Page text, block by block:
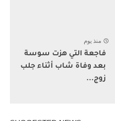
منذ يوم
فاجعة التي هزت سوسة
بعد وفاة شاب أثناء جلب
زوج...